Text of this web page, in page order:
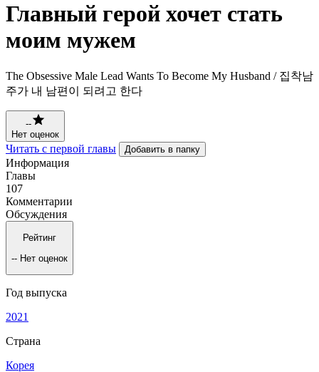
Главный герой хочет стать
моим мужем
The Obsessive Male Lead Wants To Become My Husband / 집착남
주가 내 남편이 되려고 한다
--
Нет оценок
Читать с первой главы Добавить в папку
Информация
Главы
107
Комментарии
Обсуждения
Рейтинг
-- Нет оценок
Год выпуска
2021
Страна
Корея